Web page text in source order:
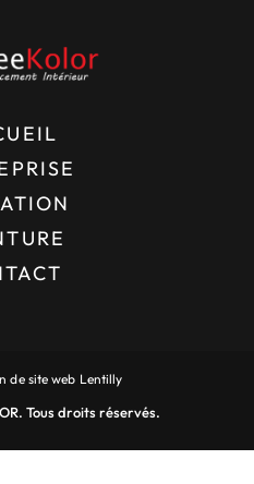
de site web Lentilly
Tous droits réservés.